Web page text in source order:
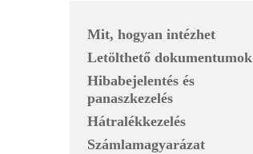
Mit, hogyan intézhet
Letölthető dokumentumok
Hibabejelentés és
panaszkezelés
Hátralékkezelés
Számlamagyarázat